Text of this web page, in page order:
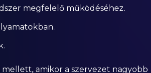
megfelelő működéséhez.
amikor a szervezet nagyobb